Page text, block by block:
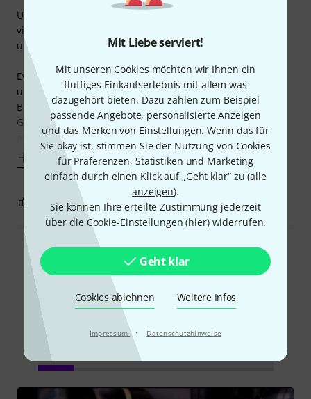
Mit Liebe serviert!
Mit unseren Cookies möchten wir Ihnen ein
fluffiges Einkaufserlebnis mit allem was
dazugehört bieten. Dazu zählen zum Beispiel
passende Angebote, personalisierte Anzeigen
und das Merken von Einstellungen. Wenn das für
Sie okay ist, stimmen Sie der Nutzung von Cookies
für Präferenzen, Statistiken und Marketing
einfach durch einen Klick auf „Geht klar“ zu (alle
anzeigen).
Sie können Ihre erteilte Zustimmung jederzeit
über die Cookie-Einstellungen (hier) widerrufen.
Geht klar
Cookies ablehnen Weitere Infos
Impressum · Datenschutzhinweise
Über die Jahre habe ich - wie wahrscheinlich die meisten -
viele verschiedene Saiten ausprobiert, beschichtet und
unbeschichtet.
Eventuell klingen unbeschichtete Saiten etwas spritziger
und frischer, aber nur zu Beginn, denn der Verlust der
Brillianz macht ein Wechseln ja meist schon aus klangliche
Gründen notwendig, auch wenn noch keine Saite Rost
ansetzt
Mehr anzeigen
BEWERTUNG MELDEN
Alle Bewertungen lesen
Schon gewusst?
Ratgeber